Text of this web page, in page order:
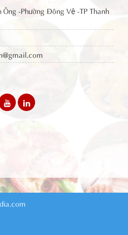
-Phường Đông Vệ -TP Thanh